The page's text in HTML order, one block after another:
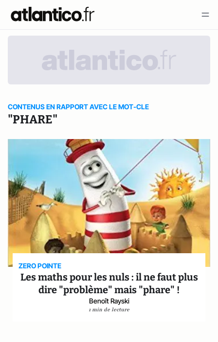
CONTENUS EN RAPPORT AVEC LE MOT-CLE
"PHARE"
ZERO POINTE
Les maths pour les nuls : il ne faut plus
dire "problème" mais "phare" !
Benoît Rayski
1 min de lecture